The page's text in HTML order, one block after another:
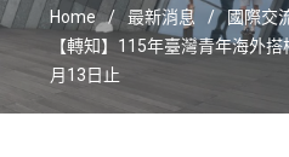
Home 最新消息
國際交
【轉知】115年臺灣青年海外
月13日止